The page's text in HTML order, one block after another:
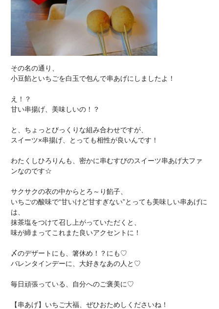
その名の通り、
小豆餡といちごを白玉で包んで串あげにしましたよ！
え！？
甘い串揚げ、美味しいの！？
と、ちょっとびっくりな組み合わせですが、
スイーツ×串揚げ、とっても相性が良いんです！
わたくしひろりんも、密かに串むすびのスイーツ串あげ大ファ
ンなのです☆
サクサクの衣の中からとろ～り餡子、
いちごの酸味で“甘いけど甘すぎない”とっても美味しい串あげに
は、
抹茶塩をつけて召し上がっていただくと、
味が締まってこれまた良いアクセントに！
〆のデザートにも、箸休め！？にも♡
バレンタインデーに、大好きなあの人と♡
毎日頑張っている、自分へのご褒美に♡
【串あげ】いちご大福、ぜひおためしくださいね！